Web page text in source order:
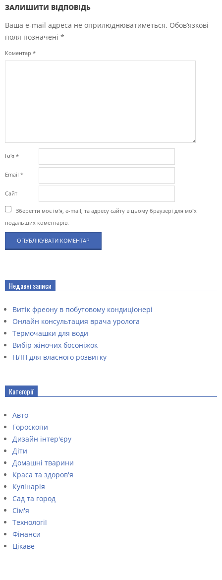
ЗАЛИШИТИ ВІДПОВІДЬ
Ваша e-mail адреса не оприлюднюватиметься. Обов’язкові
поля позначені *
Коментар *
Ім'я *
Email *
Сайт
Зберегти моє ім'я, e-mail, та адресу сайту в цьому браузері для моїх
подальших коментарів.
Недавні записи
Витік фреону в побутовому кондиціонері
Онлайн консультация врача уролога
Термочашки для води
Вибір жіночих босоніжок
НЛП для власного розвитку
Категорії
Авто
Гороскопи
Дизайн інтер'єру
Діти
Домашні тварини
Краса та здоров'я
Кулінарія
Сад та город
Сім'я
Технології
Фінанси
Цікаве